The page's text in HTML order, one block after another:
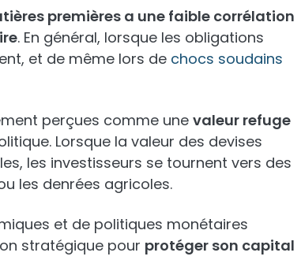
premières a une faible corrélation
. En général, lorsque les obligations
et de même lors de chocs soudains
perçues comme une valeur refuge
Lorsque la valeur des devises
les investisseurs se tournent vers des
les denrées agricoles.
et de politiques monétaires
stratégique pour protéger son capital